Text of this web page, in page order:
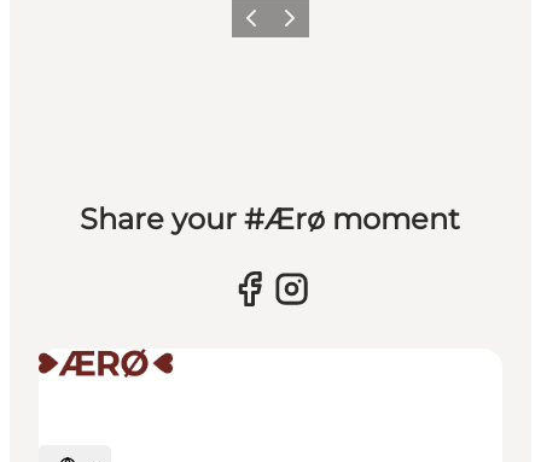
ZurückWeiter
Share your #Ærø moment